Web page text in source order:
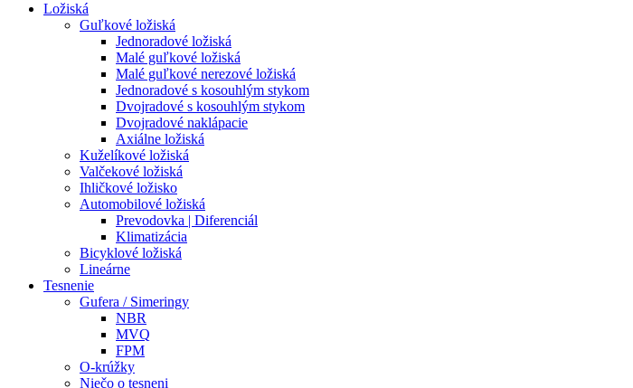
Ložiská
Guľkové ložiská
Jednoradové ložiská
Malé guľkové ložiská
Malé guľkové nerezové ložiská
Jednoradové s kosouhlým stykom
Dvojradové s kosouhlým stykom
Dvojradové naklápacie
Axiálne ložiská
Kuželíkové ložiská
Valčekové ložiská
Ihličkové ložisko
Automobilové ložiská
Prevodovka | Diferenciál
Klimatizácia
Bicyklové ložiská
Lineárne
Tesnenie
Gufera / Simeringy
NBR
MVQ
FPM
O-krúžky
Niečo o tesneni